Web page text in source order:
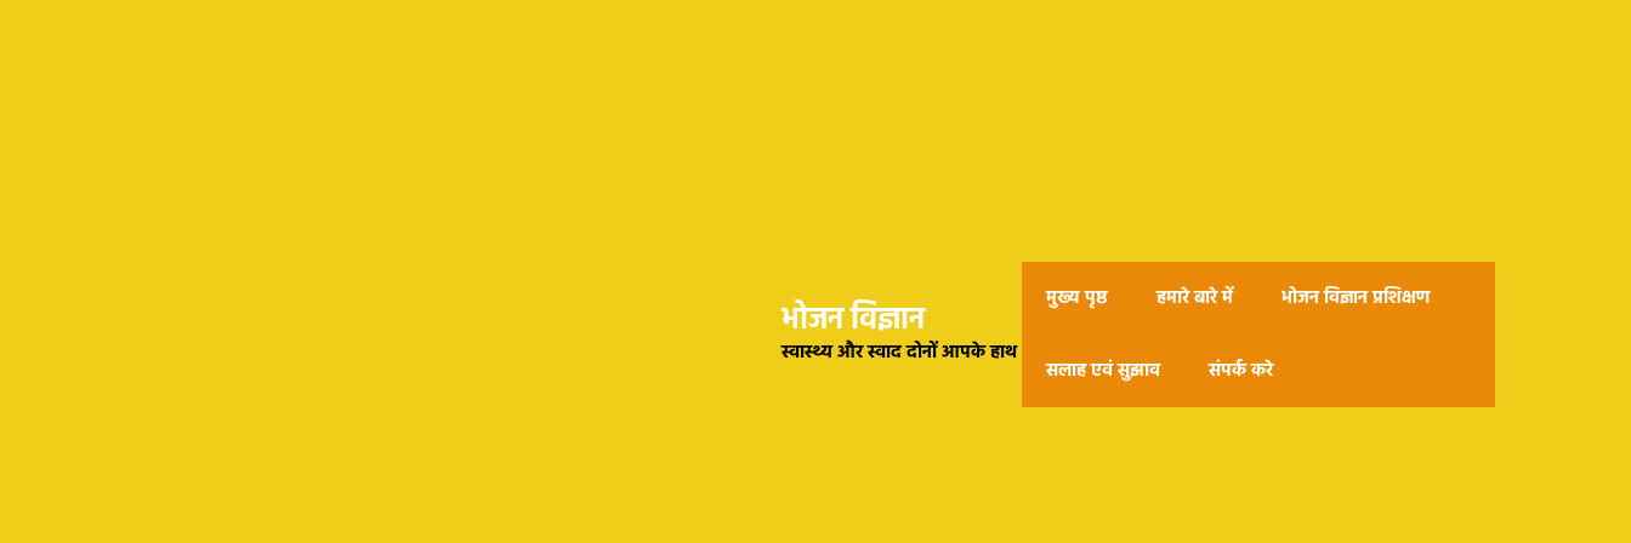
भोजन विज्ञान
स्वास्थ्य और स्वाद दोनों आपके हाथ
मुख्य पृष्ठ हमारे बारे में भोजन विज्ञान प्रशिक्षण
सलाह एवं सुझाव संपर्क करे